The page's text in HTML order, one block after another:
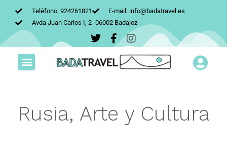
Teléfono: 924261821
E-mail: info@badatravel.es
Avda Juan Carlos I, 2- 06002 Badajoz
Rusia, Arte y Cultura